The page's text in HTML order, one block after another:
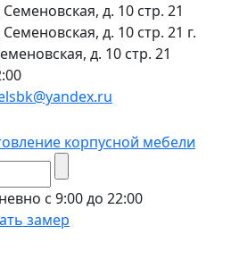
д. 10 стр. 21
д. 10 стр. 21 г.
д. 10 стр. 21
с 9:00 до 22:00
замер